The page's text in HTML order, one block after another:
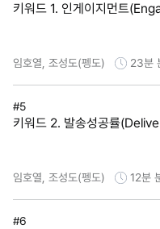
키워드 1. 인게이지먼트
임호열, 조성도(펭도) 23분
#5
키워드 2. 발송성공률
임호열, 조성도(펭도) 12분
#6